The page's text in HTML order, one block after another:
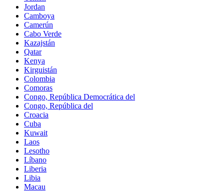
Jordan
Camboya
Camerún
Cabo Verde
Kazajstán
Qatar
Kenya
Kirguistán
Colombia
Comoras
Congo, República Democrática del
Congo, República del
Croacia
Cuba
Kuwait
Laos
Lesotho
Líbano
Liberia
Libia
Macau